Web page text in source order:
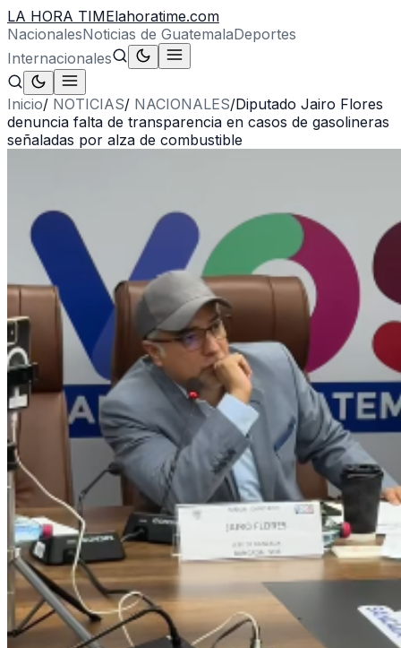
LA HORA TIMElahoratime.com
NacionalesNoticias de GuatemalaDeportes
Internacionales
Inicio/ NOTICIAS/ NACIONALES/Diputado Jairo Flores
denuncia falta de transparencia en casos de gasolineras
señaladas por alza de combustible